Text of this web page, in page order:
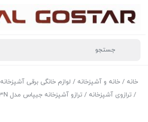
خانه / خانه و آشپزخانه / لوازم خانگی برقی آشپزخانه
/ ترازوی آشپزخانه / ترازو آشپزخانه جیپاس مدل GKS4203N